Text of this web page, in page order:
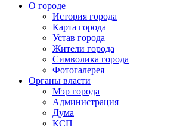
О городе
История города
Карта города
Устав города
Жители города
Символика города
Фотогалерея
Органы власти
Мэр города
Администрация
Дума
КСП